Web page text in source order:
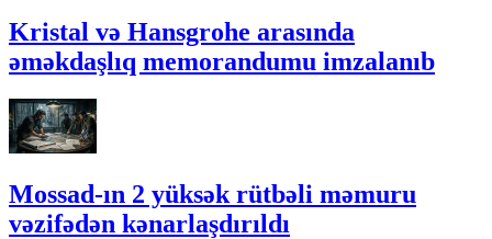
Kristal və Hansgrohe arasında
əməkdaşlıq memorandumu imzalanıb
Mossad-ın 2 yüksək rütbəli məmuru
vəzifədən kənarlaşdırıldı